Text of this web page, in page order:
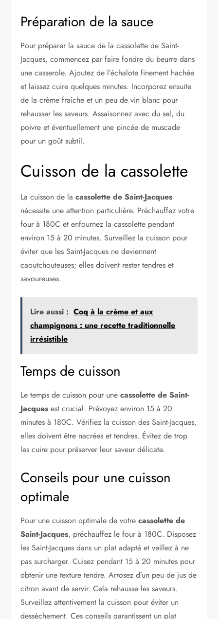
Préparation de la sauce
Pour préparer la sauce de la cassolette de Saint-
Jacques, commencez par faire fondre du beurre dans
une casserole. Ajoutez de l’échalote finement hachée
et laissez cuire quelques minutes. Incorporez ensuite
de la crème fraîche et un peu de vin blanc pour
rehausser les saveurs. Assaisonnez avec du sel, du
poivre et éventuellement une pincée de muscade
pour un goût subtil.
Cuisson de la cassolette
La cuisson de lacassolette de Saint-Jacques
nécessite une attention particulière. Préchauffez votre
four à 180C et enfournez la cassolette pendant
environ 15 à 20 minutes. Surveillez la cuisson pour
éviter que les Saint-Jacques ne deviennent
caoutchouteuses; elles doivent rester tendres et
savoureuses.
Lire aussi : Coq à la crème et aux
champignons : une recette traditionnelle
irrésistible
Temps de cuisson
Le temps de cuisson pour unecassolette de Saint-
Jacques est crucial. Prévoyez environ 15 à 20
minutes à 180C. Vérifiez la cuisson des Saint-Jacques,
elles doivent être nacrées et tendres. Évitez de trop
les cuire pour préserver leur saveur délicate.
Conseils pour une cuisson
optimale
Pour une cuisson optimale de votrecassolette de
Saint-Jacques, préchauffez le four à 180C. Disposez
les Saint-Jacques dans un plat adapté et veillez à ne
pas surcharger. Cuisez pendant 15 à 20 minutes pour
obtenir une texture tendre. Arrosez d’un peu de jus de
citron avant de servir. Cela rehausse les saveurs.
Surveillez attentivement la cuisson pour éviter un
dessèchement. Ces conseils garantissent un plat